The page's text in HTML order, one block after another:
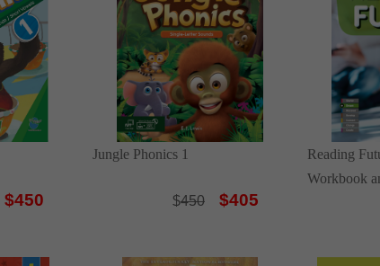
$450
Jungle Phonics 1
$450 $405
Reading
Workbook